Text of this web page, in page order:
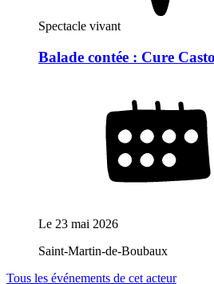
Spectacle vivant
Balade contée : Cure
Le 23 mai 2026
Saint-Martin-de-Boubaux
Tous les événements de cet acteur